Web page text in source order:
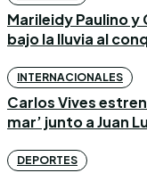
Marileidy Paulino
bajo la lluvia al
INTERNACIONALES
Carlos Vives
mar’ junto a Juan
DEPORTES